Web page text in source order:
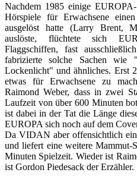
Nachdem 1985 einige EUROPA-
Hörspiele für Erwachsene
ausgelöst hatte (Larry Brent,
auslöste, flüchtete sich
Flaggschiffen, fast
fabrizierte solche Sachen wie
Lockenlicht" und ähnliches. Erst
etwas für Erwachsene zu
Raimond Weber, dass in zwei
Laufzeit von über 600 Minuten
ist dabei in der Tat die Länge
EUROPA sich noch auf dem
Da VIDAN aber offensichtlich
und liefert eine weitere
Minuten Spielzeit. Wieder ist
ist Gordon Piedesack der Erzähler.